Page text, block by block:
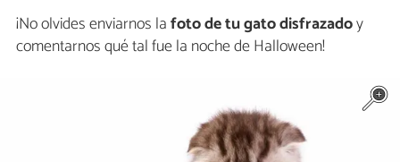
¡No olvides enviarnos lafoto de tu gato disfrazadoy
comentarnos qué tal fue la noche de Halloween!